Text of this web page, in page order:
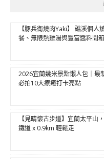
【豚兵衛燒肉Yaki】 礁溪個人
餐、無限熱雞湯與豐富醬料開箱
2026宜蘭幾米景點懶人包｜最
必拍10大療癒打卡亮點
【見晴懷古步道】宜蘭太平山
鐵道 x 0.9km 輕鬆走